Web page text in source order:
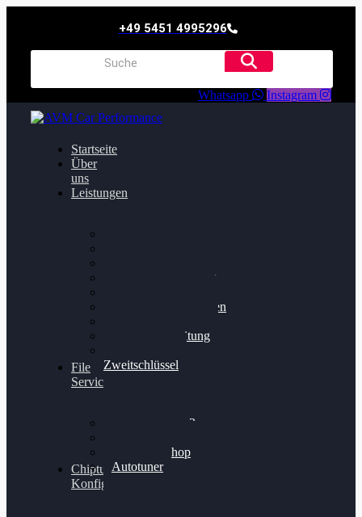
+49 5451 4995296
Whatsapp Instagram
Startseite
Über
uns
Leistungen
Getriebeoptimierung
Bremsscheiben planen
Felgenaufbereitung
Zweitschlüssel
File
Service
Alientech Kess3
Alientech Shop
Autotuner
Chiptuning
Konfigurator